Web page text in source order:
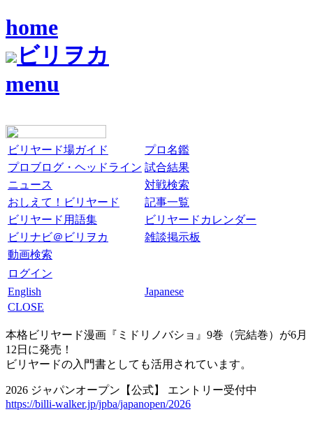
home
ビリヲカ
menu
ビリヤード場ガイド
プロ名鑑
プロブログ・ヘッドライン 試合結果
ニュース
対戦検索
おしえて！ビリヤード
記事一覧
ビリヤード用語集
ビリヤードカレンダー
ビリナビ＠ビリヲカ
雑談掲示板
動画検索
ログイン
English
Japanese
CLOSE
本格ビリヤード漫画『ミドリノバショ』9巻（完結巻）が6月
12日に発売！
ビリヤードの入門書としても活用されています。
2026 ジャパンオープン【公式】 エントリー受付中
https://billi-walker.jp/jpba/japanopen/2026